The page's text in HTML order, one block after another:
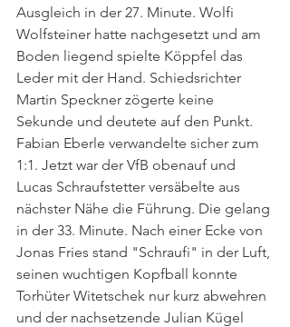
Ausgleich in der 27. Minute. Wolfi
Wolfsteiner hatte nachgesetzt und am
Boden liegend spielte Köppfel das
Leder mit der Hand. Schiedsrichter
Martin Speckner zögerte keine
Sekunde und deutete auf den Punkt.
Fabian Eberle verwandelte sicher zum
1:1. Jetzt war der VfB obenauf und
Lucas Schraufstetter versäbelte aus
nächster Nähe die Führung. Die gelang
in der 33. Minute. Nach einer Ecke von
Jonas Fries stand "Schraufi" in der Luft,
seinen wuchtigen Kopfball konnte
Torhüter Witetschek nur kurz abwehren
und der nachsetzende Julian Kügel